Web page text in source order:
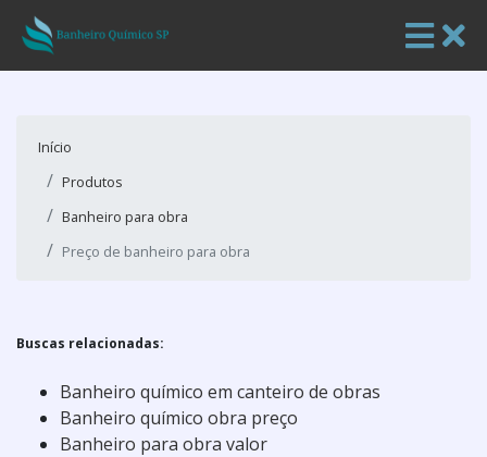
Início
Produtos
Banheiro para obra
Preço de banheiro para obra
Buscas relacionadas:
Banheiro químico em canteiro de obras
Banheiro químico obra preço
Banheiro para obra valor